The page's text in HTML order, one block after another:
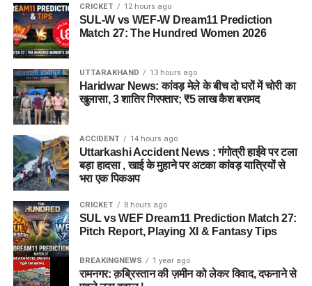
CRICKET 12 hours ago
SUL-W vs WEF-W Dream11 Prediction
Match 27: The Hundred Women 2026
UTTARAKHAND 13 hours ago
Haridwar News: कांवड़ मेले के बीच दो घरों में चोरी का
खुलासा, 3 शातिर गिरफ्तार; ₹5 लाख कैश बरामद
ACCIDENT 14 hours ago
Uttarkashi Accident News : गंगोत्री हाईवे पर टला
बड़ा हादसा , खाई के मुहाने पर अटका कांवड़ यात्रियों से
भरा एक पिकअप
CRICKET 8 hours ago
SUL vs WEF Dream11 Prediction Match 27:
Pitch Report, Playing XI & Fantasy Tips
BREAKINGNEWS 1 year ago
रामनगर: क़ब्रिस्तान की ज़मीन को लेकर विवाद, दफनाने से